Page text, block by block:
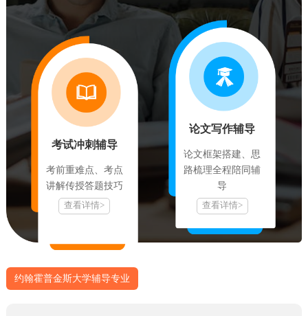
领主的家族纹章，其上的书籍和地球象征着艺术和科学研究。为了
进一步提升约翰斯·霍普金斯大学在世界范围内的整体品牌知名度，
以更好地吸引全世界各地的优秀顶尖人才，大学于2013年发起了
——约翰·霍普金斯身份倡议（Johns Hopkins Identity Initiative）。
身份倡议的主旨是统一与更强大的约翰斯·霍普金斯有益于所有
校友。围绕着“整体与统一”这个核心理念，以老校徽（保留作重大
事件时启用，如毕业典礼等）作为基石，霍普金斯改进了之前学校
内各学院和机构独立的徽标，并设计出一整套新的徽标。学校领导
层深知，整个大学的实力与品牌来自于各个组成部分的整合，焕然
一新并具有内在统一联系性的徽标有助于向社会与世界传达约翰斯·
霍普金斯大学的整体印象。开篇蓝色的新校徽，汲取了老校徽的精
华并以最简洁的方式展示整个约翰·霍普金斯的内涵，其中：顶上
的”书籍“象征知识与研究、左边的”地球“强调全球领导力、右边
的”马里兰州州旗“意味着实现社会价值。
教学成果
考试冲刺辅导
考前重难点、考点
讲解传授答题技巧
查看详情>
论文写作辅导
论文框架搭建、思
路梳理全程陪同辅
导
查看详情>
约翰霍普金斯大学辅导专业